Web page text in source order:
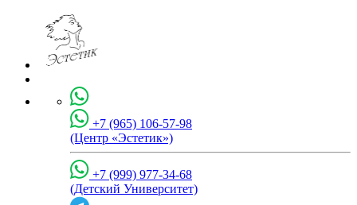
+7 (965) 106-57-98
(Центр «Эстетик»)
+7 (999) 977-34-68
(Детский Университет)